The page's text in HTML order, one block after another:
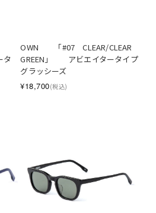
タ
OWN　　「#07　CLEAR/CLEAR
GREEN」　　アビエイタータイプ
グラッシーズ
¥18,700(税込)